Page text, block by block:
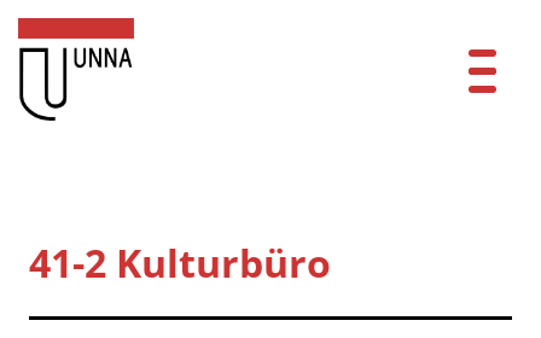
Zum Hauptinhalt springen
Zum Header
Zum Hauptinhalt
Zum Footer
Mitarbeitende A-Z
41-2 Kulturbüro